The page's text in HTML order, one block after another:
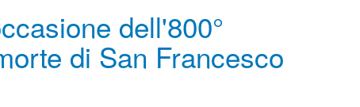
dell'800°
di San Francesco